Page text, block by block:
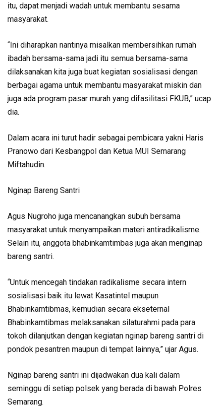
itu, dapat menjadi wadah untuk membantu sesama
masyarakat.
“Ini diharapkan nantinya misalkan membersihkan rumah
ibadah bersama-sama jadi itu semua bersama-sama
dilaksanakan kita juga buat kegiatan sosialisasi dengan
berbagai agama untuk membantu masyarakat miskin dan
juga ada program pasar murah yang difasilitasi FKUB,” ucap
dia.
Dalam acara ini turut hadir sebagai pembicara yakni Haris
Pranowo dari Kesbangpol dan Ketua MUI Semarang
Miftahudin.
Nginap Bareng Santri
Agus Nugroho juga mencanangkan subuh bersama
masyarakat untuk menyampaikan materi antiradikalisme.
Selain itu, anggota bhabinkamtimbas juga akan menginap
bareng santri.
“Untuk mencegah tindakan radikalisme secara intern
sosialisasi baik itu lewat Kasatintel maupun
Bhabinkamtibmas, kemudian secara ekseternal
Bhabinkamtibmas melaksanakan silaturahmi pada para
tokoh dilanjutkan dengan kegiatan nginap bareng santri di
pondok pesantren maupun di tempat lainnya,” ujar Agus.
Nginap bareng santri ini dijadwakan dua kali dalam
seminggu di setiap polsek yang berada di bawah Polres
Semarang.